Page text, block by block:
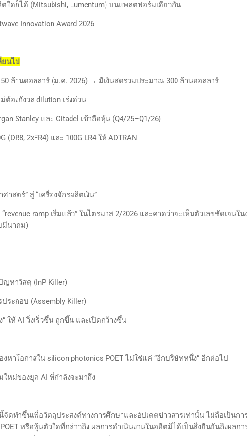
ตใดก็ได้ (Mitsubishi, Lumentum) บนแพลตฟอร์มเดียวกัน
Innovation Award 2026
ยนไป
ล้านดอลลาร์ (ม.ค. 2026) → มีเงินสดรวมประมาณ 300 ล้านดอลลาร์
ม่ต้องกังวล dilution เร่งด่วน
Stanley และ Citadel เข้าถือหุ้น (Q4/25–Q1/26)
(DR8, 2xFR4) และ 100G LR4 ให้ ADTRAN
าสตร์” สู่ “เครื่องจักรผลิตเงิน”
ramp เริ่มแล้ว” ในไตรมาส 2/2026 และคาดว่าจะเห็นตัวเลขชัดเจนใน
มีนาคม)
หาวัสดุ (InP Killer)
ระกอบ (Assembly Killer)
” ให้ AI วิ่งเร็วขึ้น ถูกขึ้น และเปิดกว้างขึ้น
หาโอกาสใน silicon photonics POET ไม่ใช่แค่ “อีกบริษัทหนึ่ง” อีกต่อไป
หม่ของยุค AI ที่กำลังจะมาถึง
จัดทำขึ้นเพื่อวัตถุประสงค์ทางการศึกษาและอัปเดตข่าวสารเท่านั้น ไม่ถือเป็นกา
หรือหุ้นตัวใดที่กล่าวถึง ผลการดำเนินงานในอดีตมิได้เป็นสิ่งยืนยันถึงผลกา